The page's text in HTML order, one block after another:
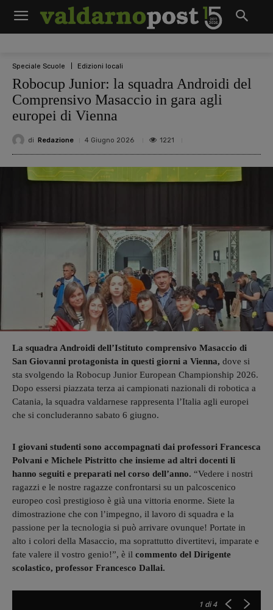
Speciale Scuole Edizioni locali
Robocup Junior: la squadra Androidi del
Comprensivo Masaccio in gara agli
europei di Vienna
di Redazione 4 Giugno 2026 1221
La squadra Androidi dell’Istituto comprensivo Masaccio di
San Giovanni protagonista in questi giorni a Vienna, dove si
sta svolgendo la Robocup Junior European Championship 2026.
Dopo essersi piazzata terza ai campionati nazionali di robotica a
Catania, la squadra valdarnese rappresenta l’Italia agli europei
che si concluderanno sabato 6 giugno.
I giovani studenti sono accompagnati dai professori Francesca
Polvani e Michele Pistritto che insieme ad altri docenti li
hanno seguiti e preparati nel corso dell’anno. “Vedere i nostri
ragazzi e le nostre ragazze confrontarsi su un palcoscenico
europeo così prestigioso è già una vittoria enorme. Siete la
dimostrazione che con l’impegno, il lavoro di squadra e la
passione per la tecnologia si può arrivare ovunque! Portate in
alto i colori della Masaccio, ma soprattutto divertitevi, imparate e
fate valere il vostro genio!”, è il commento del Dirigente
scolastico, professor Francesco Dallai.
1 di 4